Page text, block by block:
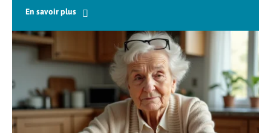
En savoir plus